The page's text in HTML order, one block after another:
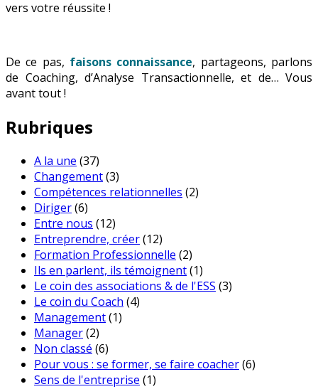
vers votre réussite !
De ce pas, faisons connaissance, partageons, parlons
de Coaching, d’Analyse Transactionnelle, et de… Vous
avant tout !
Rubriques
A la une (37)
Changement(3)
Compétences relationnelles (2)
Diriger(6)
Entre nous (12)
Entreprendre, créer(12)
Formation Professionnelle (2)
Ils en parlent, ils témoignent(1)
Le coin des associations & de l'ESS (3)
Le coin du Coach (4)
Management(1)
Manager(2)
Non classé (6)
Pour vous : se former, se faire coacher(6)
Sens de l'entreprise (1)